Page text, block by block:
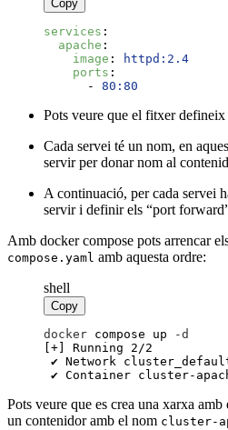
Copy
services :
apache :
image :
httpd:2.4
ports :
-
80:80
Pots veure que el fitxer
Cada servei té un nom, en
servir per donar nom al
A continuació, per cada servei
servir i definir els “port
Amb docker compose pots arrencar
compose.yaml amb aquesta ordre:
shell
Copy
docker compose up -d
✔ Container cluster-
Pots veure que es crea una xarxa amb
un contenidor amb el nom cluster-